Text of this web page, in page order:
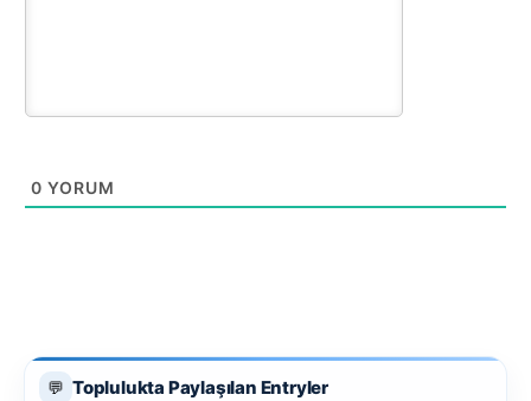
0 YORUM
💬 Toplulukta Paylaşılan Entryler